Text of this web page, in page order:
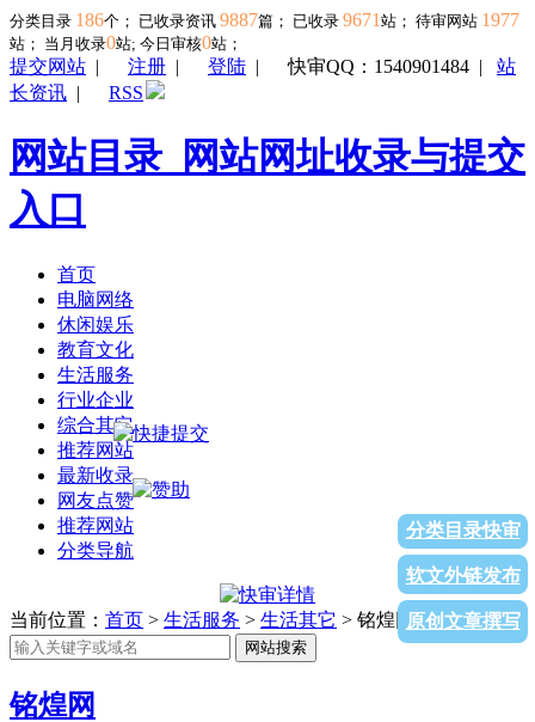
分类目录 186个； 已收录资讯 9887篇； 已收录 9671 站； 待审网站 1977
站； 当月收录0站; 今日审核0站；
提交网站 | 注册 | 登陆 |快审QQ：1540901484 | 站
长资讯 | RSS
网站目录_网站网址收录与提交
入口
首页
电脑网络
休闲娱乐
教育文化
生活服务
行业企业
综合其它
推荐网站
最新收录
网友点赞
推荐网站
分类导航
分类目录快审
软文外链发布
原创文章撰写
当前位置： 首页 > 生活服务 > 生活其它 > 铭煌网
网站搜索
铭煌网